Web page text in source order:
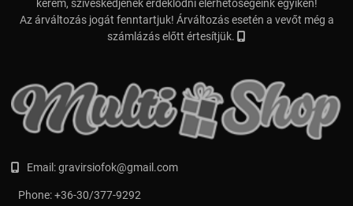
kérem, szíveskedjenek érdeklődni elérhetőségeink egyikén!
Az árváltozás jogát fenntartjuk! Árváltozás esetén a vevőt még a
számlázás előtt értesítjük.
Email:gravirsiofok@gmail.com
Phone:+36-30/377-9292